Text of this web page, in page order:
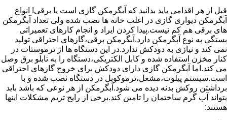
قبل از هر اقدامی باید بدانید که آبگرمکن گازی است یا برقی! انواع
آبگرمکن دیواری گازی در اغلب خانه ها نصب شده ولی تعداد آبگرمکن
های برقی هم کم نیست.پیدا کردن ایراد و انجام کارهای تعمیراتی
بستگی به نوع آبگرمکن دارد.آبگرمکن برقی،گازهای احتراقی تولید
نمی کند و نیازی به دودکش ندارد.در این دستگاه ها از ترموستات در
کنار مخزن استفاده شده و کابل الکتریکی،دستگاه را به تابلو برق وصل
می کند.اما آبگرمکن گازی دارای دودکش برای خروج گازهای احتراقی
است.سیستم پیلوت،مشعل،ترموکوبل در دستگاه نصب شده و با
برداشتن روکش بدنه دیده می شود.آبگرمکن از هر نوعی که باشد باید
بتواند آب گرم ساختمان را تامین کند.برخی از رایج تریم مشکلات اینها
هستند: